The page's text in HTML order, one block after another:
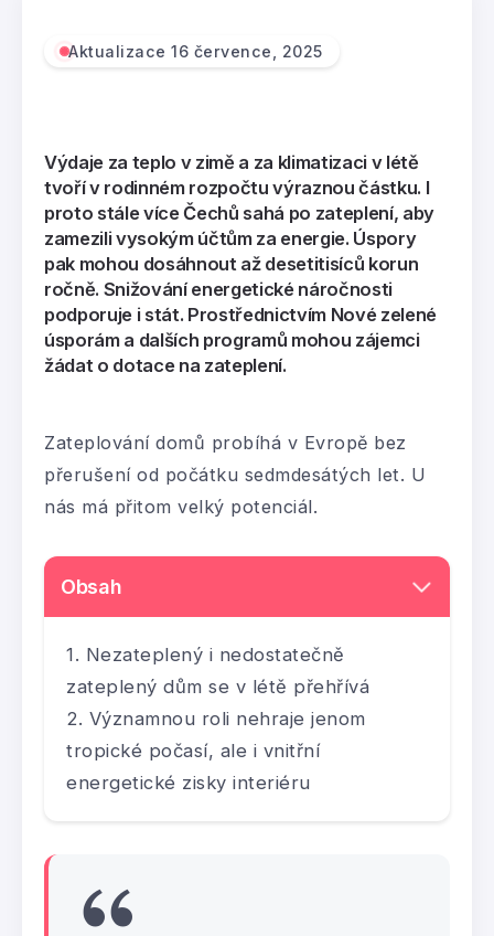
Aktualizace 16 července, 2025
Výdaje za teplo v zimě a za klimatizaci v létě
tvoří v rodinném rozpočtu výraznou částku. I
proto stále více Čechů sahá po zateplení, aby
zamezili vysokým účtům za energie. Úspory
pak mohou dosáhnout až desetitisíců korun
ročně. Snižování energetické náročnosti
podporuje i stát. Prostřednictvím Nové zelené
úsporám a dalších programů mohou zájemci
žádat o dotace na zateplení.
Zateplování domů probíhá v Evropě bez
přerušení od počátku sedmdesátých let. U
nás má přitom velký potenciál.
Obsah
Nezateplený i nedostatečně
zateplený dům se v létě přehřívá
Významnou roli nehraje jenom
tropické počasí, ale i vnitřní
energetické zisky interiéru